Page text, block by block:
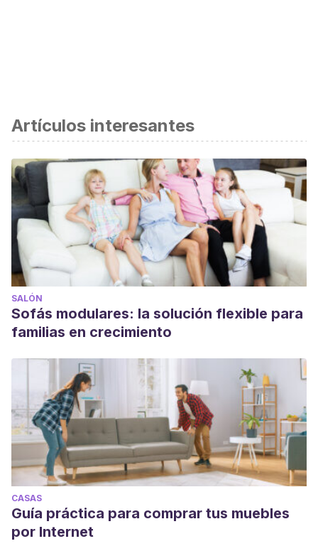
Artículos interesantes
SALÓN
Sofás modulares: la solución flexible para
familias en crecimiento
CASAS
Guía práctica para comprar tus muebles
por Internet